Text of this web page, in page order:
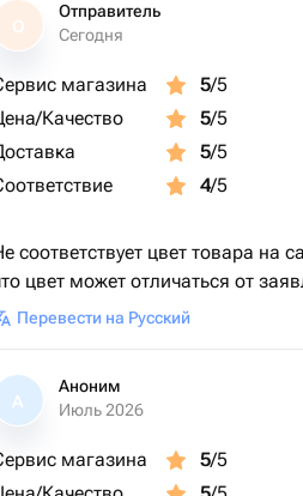
О
Отправитель
Сегодня
магазина 5/5
Качество
5/5
5/5
4/5
соответствует цвет товара на
цвет может отличаться от
Перевести на Русский
А
Аноним
Июль 2026
магазина 5/5